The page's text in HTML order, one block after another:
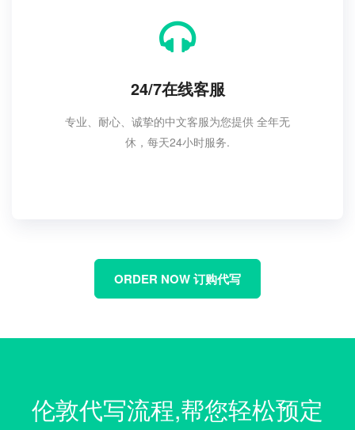
24/7在线客服
专业、耐心、诚挚的中文客服为您提供 全年无
休，每天24小时服务.
ORDER NOW 订购代写
伦敦代写流程,帮您轻松预定